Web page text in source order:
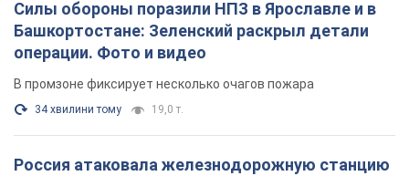
Силы обороны поразили НПЗ в Ярославле и в
Башкортостане: Зеленский раскрыл детали
операции. Фото и видео
В промзоне фиксирует несколько очагов пожара
34 хвилини тому 19,0 т.
Россия атаковала железнодорожную станцию